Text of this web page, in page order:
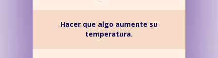
Hacer que algo aumente su
temperatura.